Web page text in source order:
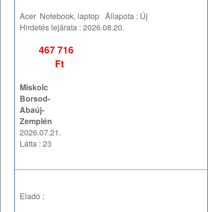
Acer Notebook, laptop Állapota : Új
Hirdetés lejárata :2026.08.20.
467 716
Ft
Miskolc
Borsod-
Abaúj-
Zemplén
2026.07.21.
Látta : 23
Eladó :